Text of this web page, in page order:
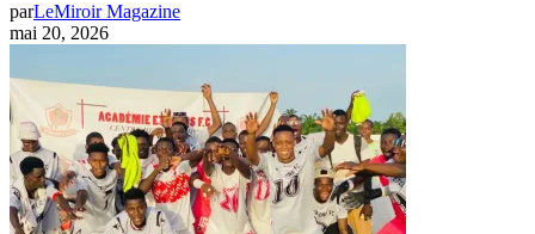
parLeMiroir Magazine
mai 20, 2026